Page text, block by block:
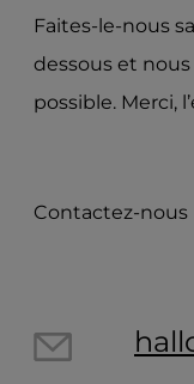
qui sommes-nous?
services
recherche
blog
Faites-le-nous
dessous et
possible. Merci,
Contactez-nous